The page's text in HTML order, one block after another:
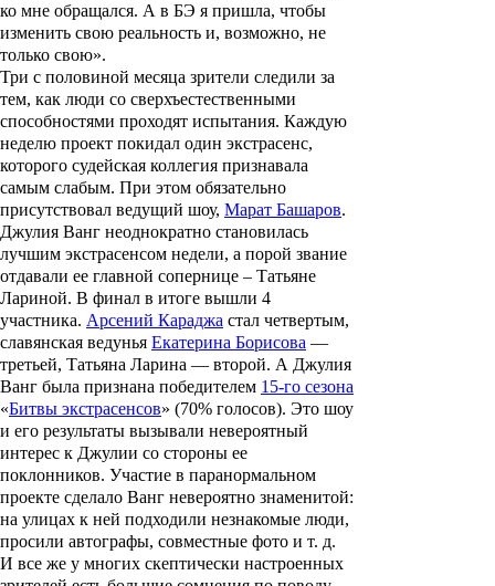
ко мне обращался. А в БЭ я пришла, чтобы
изменить свою реальность и, возможно, не
только свою».
Три с половиной месяца зрители следили за
тем, как люди со сверхъестественными
способностями проходят испытания. Каждую
неделю проект покидал один экстрасенс,
которого судейская коллегия признавала
самым слабым. При этом обязательно
присутствовал ведущий шоу, Марат Башаров.
Джулия Ванг неоднократно становилась
лучшим экстрасенсом недели, а порой звание
отдавали ее главной сопернице – Татьяне
Лариной. В финал в итоге вышли 4
участника. Арсений Караджа стал четвертым,
славянская ведунья Екатерина Борисова —
третьей, Татьяна Ларина — второй. А Джулия
Ванг была признана победителем 15-го сезона
«Битвы экстрасенсов» (70% голосов). Это шоу
и его результаты вызывали невероятный
интерес к Джулии со стороны ее
поклонников. Участие в паранормальном
проекте сделало Ванг невероятно знаменитой:
на улицах к ней подходили незнакомые люди,
просили автографы, совместные фото и т. д.
И все же у многих скептически настроенных